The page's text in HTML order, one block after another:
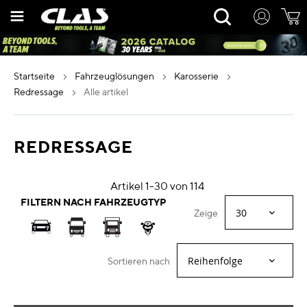
Inhalt
Rechercher
startseite fahrzeuglösungen
karosserie
redressage
alle artikel
REDRESSAGE
Artikel 1-30 von 114
FILTERN NACH FAHRZEUGTYP
Zeige
Sortieren nach